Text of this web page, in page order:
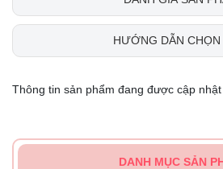
HƯỚNG DẪN CHỌN
Thông tin sản phẩm đang được cập nhật
DANH MỤC SẢN